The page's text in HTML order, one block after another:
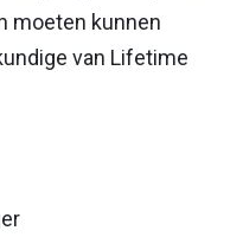
moeten kunnen
van Lifetime